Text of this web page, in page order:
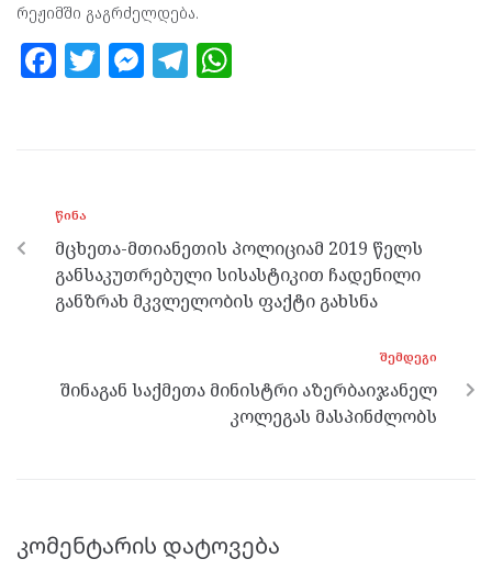
რეჟიმში გაგრძელდება.
F
o
o
k
T M
er
T
m p
p
ᲬᲘᲜᲐ
მცხეთა-მთიანეთის პოლიციამ 2019 წელს
განსაკუთრებული სისასტიკით ჩადენილი
განზრახ მკვლელობის ფაქტი გახსნა
ᲨᲔᲛᲓᲔᲒᲘ
შინაგან საქმეთა მინისტრი აზერბაიჯანელ
კოლეგას მასპინძლობს
კომენტარის დატოვება